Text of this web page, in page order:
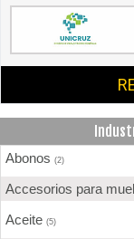
Abonos (2)
Accesorios para
Aceite (5)